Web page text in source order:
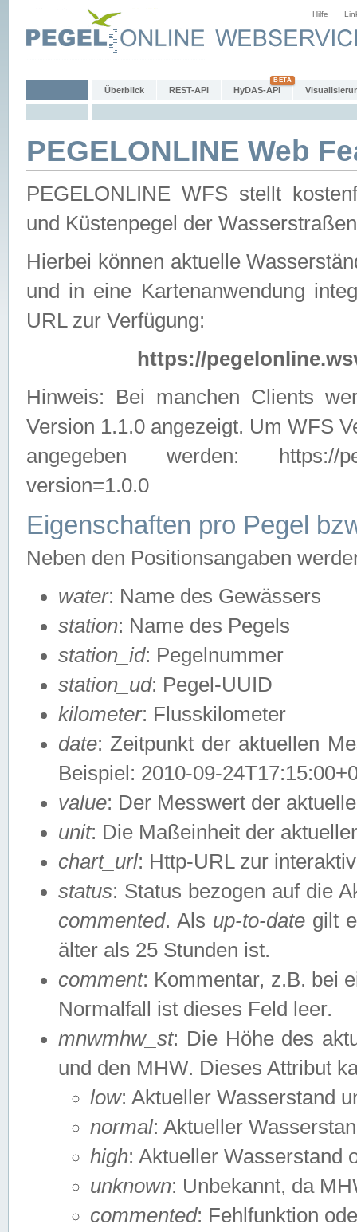
Hilfe
Überblick REST-API HyDAS-API
PEGELONLINE Web
PEGELONLINE WFS stellt
und Küstenpegel der
Hierbei können aktuelle
und in eine Kartenanwendung
URL zur Verfügung:
https://
Hinweis: Bei manchen Clients
Version 1.1.0 angezeigt. Um WFS
angegeben werden: https://
version=1.0.0
Eigenschaften pro Pegel
Neben den Positionsangaben
water: Name des Gewässers
station: Name des Pegels
station_id: Pegelnummer
station_ud: Pegel-UUID
kilometer: Flusskilometer
date: Zeitpunkt der aktuellen
Beispiel: 2010-09-
value: Der Messwert der
unit: Die Maßeinheit der
chart_url: Http-URL zur
status: Status bezogen auf die
commented. Als up-to-date gilt
älter als 25 Stunden ist.
comment: Kommentar, z.B. bei
Normalfall ist dieses Feld leer.
mnwmhw_st: Die Höhe des
und den MHW. Dieses Attribut
low: Aktueller Wasserstand
normal: Aktueller
high: Aktueller Wasserstand
unknown: Unbekannt, da
commented: Fehlfunktion